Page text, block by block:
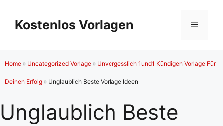
Inhalt
springen
Kostenlos Vorlagen Menü
Home » Uncategorized Vorlage » Unvergesslich 1und1 Kündigen Vorlage Für
Deinen Erfolg » Unglaublich Beste Vorlage Ideen
Unglaublich Beste